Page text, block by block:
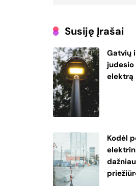
Susiję Įrašai
Gatvių
elektrą
Kodėl